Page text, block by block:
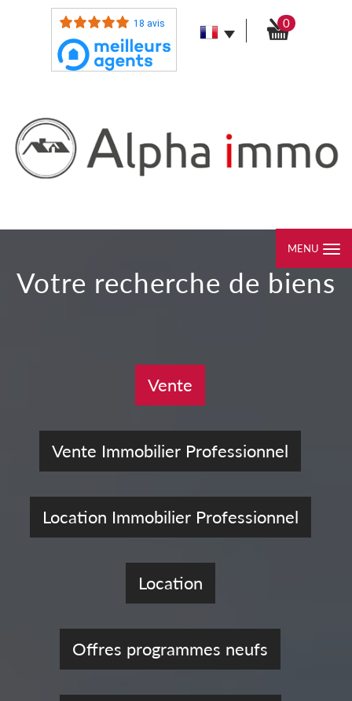
18 avis 0
MENU
votre recherche de biens
Vente
Vente Immobilier Professionnel
Location Immobilier Professionnel
Location
Offres programmes neufs